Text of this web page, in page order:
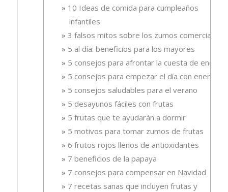
10 Ideas de comida para cumpleaños
infantiles
3 falsos mitos sobre los zumos comerciales
5 al día: beneficios para los mayores
5 consejos para afrontar la cuesta de enero
5 consejos para empezar el día con energía
5 consejos saludables para el verano
5 desayunos fáciles con frutas
5 frutas que te ayudarán a dormir
5 motivos para tomar zumos de frutas
6 frutos rojos llenos de antioxidantes
7 beneficios de la papaya
7 consejos para compensar en Navidad
7 recetas sanas que incluyen frutas y